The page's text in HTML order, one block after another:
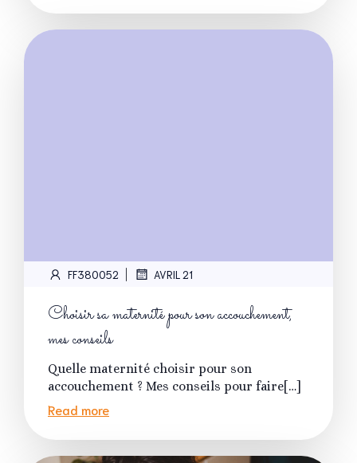
FF380052 | AVRIL 21
Choisir sa maternité pour son accouchement,
mes conseils
Quelle maternité choisir pour son
accouchement ? Mes conseils pour faire[…]
Read more